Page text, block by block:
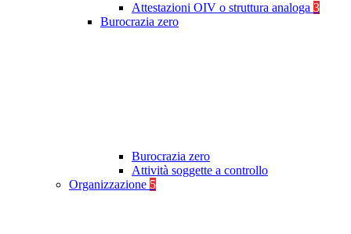
Attestazioni OIV o struttura analoga 3
Burocrazia zero
Burocrazia zero
Attività soggette a controllo
Organizzazione 5